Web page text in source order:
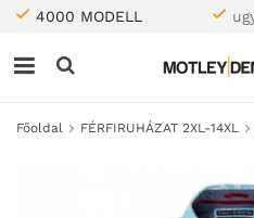
4000 MODELL
Főoldal FÉRFIRUHÁZAT 2XL-14XL